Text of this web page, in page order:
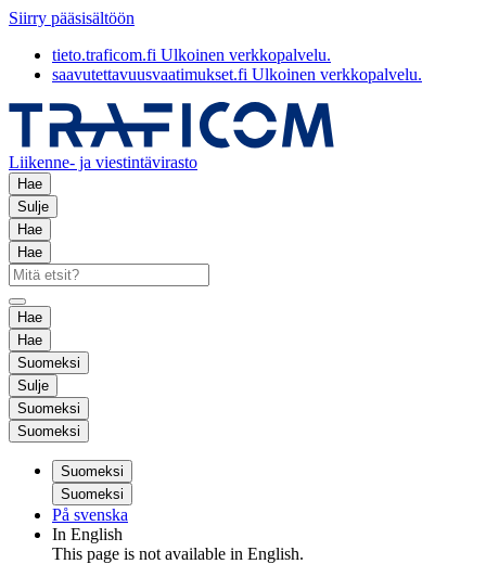
Siirry pääsisältöön
tieto.traficom.fi Ulkoinen verkkopalvelu.
saavutettavuusvaatimukset.fi Ulkoinen verkkopalvelu.
Liikenne- ja viestintävirasto
Hae
Sulje
Hae
Hae
Hae
Hae
Suomeksi
Sulje
Suomeksi
Suomeksi
Suomeksi
Suomeksi
På svenska
In English
This page is not available in English.